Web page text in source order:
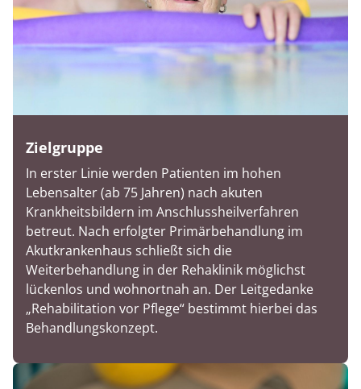
Zielgruppe
In erster Linie werden Patienten im hohen
Lebensalter (ab 75 Jahren) nach akuten
Krankheitsbildern im Anschlussheilverfahren
betreut. Nach erfolgter Primärbehandlung im
Akutkrankenhaus schließt sich die
Weiterbehandlung in der Rehaklinik möglichst
lückenlos und wohnortnah an. Der Leitgedanke
„Rehabilitation vor Pflege“ bestimmt hierbei das
Behandlungskonzept.